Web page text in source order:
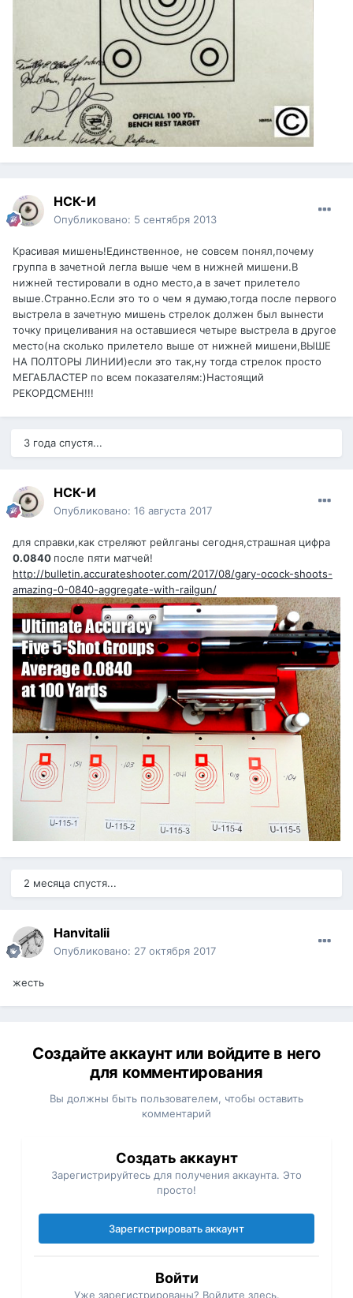
НСК-И
Опубликовано: 5 сентября 2013
Красивая мишень!Единственное, не совсем понял,почему
группа в зачетной легла выше чем в нижней мишени.В
нижней тестировали в одно место,а в зачет прилетело
выше.Странно.Если это то о чем я думаю,тогда после первого
выстрела в зачетную мишень стрелок должен был вынести
точку прицеливания на оставшиеся четыре выстрела в другое
место(на сколько прилетело выше от нижней мишени,ВЫШЕ
НА ПОЛТОРЫ ЛИНИИ)если это так,ну тогда стрелок просто
МЕГАБЛАСТЕР по всем показателям:)Настоящий
РЕКОРДСМЕН!!!
3 года спустя...
НСК-И
Опубликовано: 16 августа 2017
для справки,как стреляют рейлганы сегодня,страшная цифра
0.0840 после пяти матчей!
http://bulletin.accurateshooter.com/2017/08/gary-ocock-shoots-
amazing-0-0840-aggregate-with-railgun/
2 месяца спустя...
Hanvitalii
Опубликовано: 27 октября 2017
жесть
Создайте аккаунт или войдите в него
для комментирования
Вы должны быть пользователем, чтобы оставить
комментарий
Создать аккаунт
Зарегистрируйтесь для получения аккаунта. Это
просто!
Зарегистрировать аккаунт
Войти
Уже зарегистрированы? Войдите здесь.